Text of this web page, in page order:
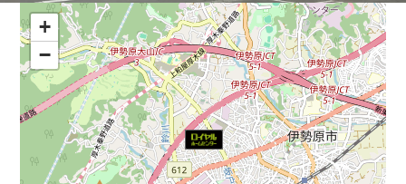
+
−